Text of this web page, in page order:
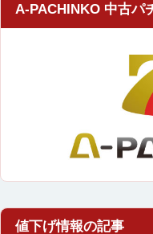
A-PACHINKO 中古パ